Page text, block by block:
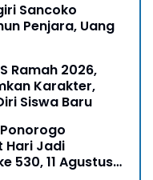
Sancoko
Penjara, Uang
Ramah 2026,
Karakter,
Siswa Baru
Hari Jadi
530, 11 Agustus